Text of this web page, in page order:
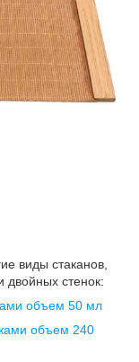
виды стаканов,
двойных стенок:
объем 50 мл
объем 240